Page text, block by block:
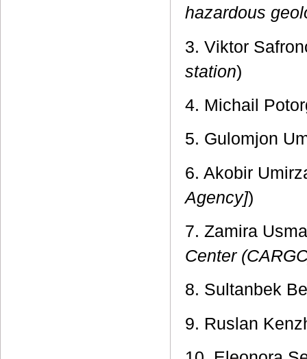
hazardous
3. Viktor
station)
4. Michail
5. Gulomjon
6. Akobir
Agency])
7. Zamira
Center
8. Sultanbek
9. Ruslan